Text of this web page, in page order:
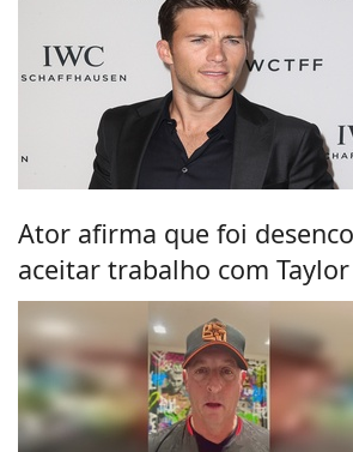
Ator afirma que foi
aceitar trabalho com